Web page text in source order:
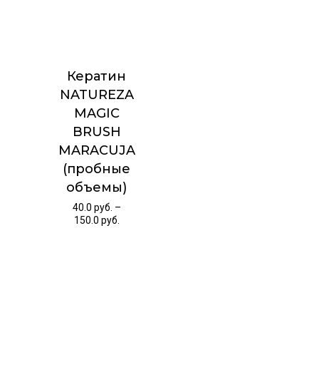
Кератин
NATUREZA
MAGIC
BRUSH
MARACUJA
(пробные
объемы)
40.0 руб. –
150.0 руб.